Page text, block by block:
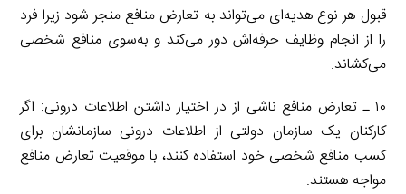
قبول هر نوع هدیه‌ای می‌تواند به تعارض منافع منجر شود زیرا فرد
را از انجام وظایف حرفه‌اش دور می‌کند و به‌سوی منافع شخصی
می‌کشاند.
۱۰ ـ تعارض منافع ناشی از در اختیار داشتن اطلاعات درونی: اگر
کارکنان یک سازمان دولتی از اطلاعات درونی سازمانشان برای
کسب منافع شخصی خود استفاده کنند، با موقعیت تعارض منافع
مواجه هستند.